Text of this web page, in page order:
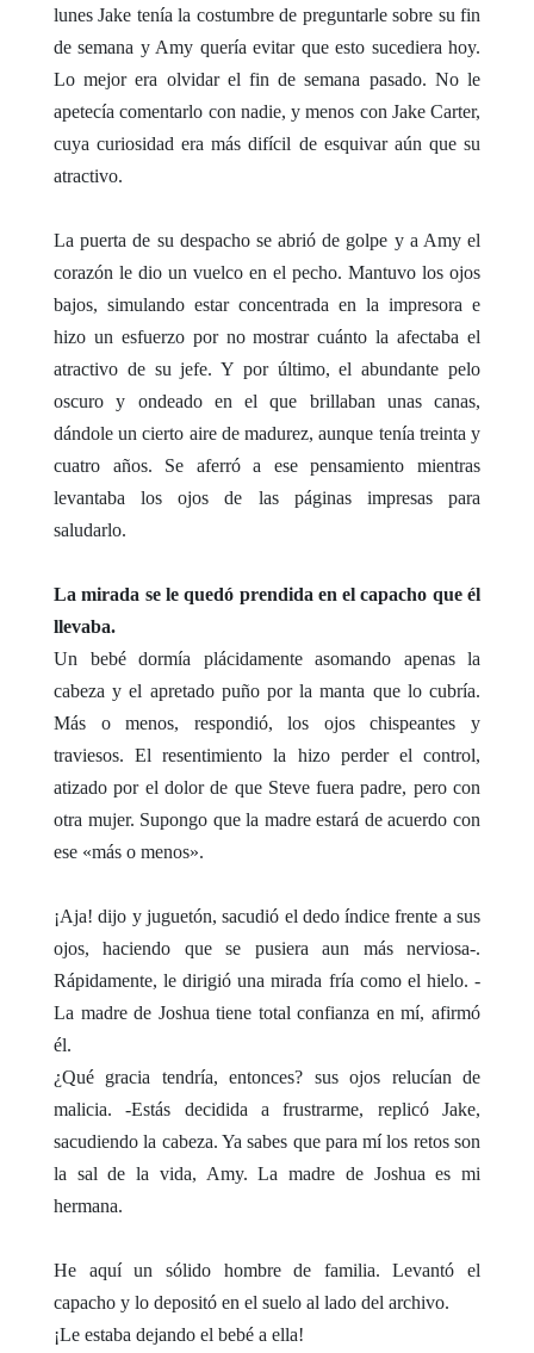
lunes Jake tenía la costumbre de preguntarle sobre su fin
de semana y Amy quería evitar que esto sucediera hoy.
Lo mejor era olvidar el fin de semana pasado. No le
apetecía comentarlo con nadie, y menos con Jake Carter,
cuya curiosidad era más difícil de esquivar aún que su
atractivo.
La puerta de su despacho se abrió de golpe y a Amy el
corazón le dio un vuelco en el pecho. Mantuvo los ojos
bajos, simulando estar concentrada en la impresora e
hizo un esfuerzo por no mostrar cuánto la afectaba el
atractivo de su jefe. Y por último, el abundante pelo
oscuro y ondeado en el que brillaban unas canas,
dándole un cierto aire de madurez, aunque tenía treinta y
cuatro años. Se aferró a ese pensamiento mientras
levantaba los ojos de las páginas impresas para
saludarlo.
La mirada se le quedó prendida en el capacho que él
llevaba.
Un bebé dormía plácidamente asomando apenas la
cabeza y el apretado puño por la manta que lo cubría.
Más o menos, respondió, los ojos chispeantes y
traviesos. El resentimiento la hizo perder el control,
atizado por el dolor de que Steve fuera padre, pero con
otra mujer. Supongo que la madre estará de acuerdo con
ese «más o menos».
¡Aja! dijo y juguetón, sacudió el dedo índice frente a sus
ojos, haciendo que se pusiera aun más nerviosa-.
Rápidamente, le dirigió una mirada fría como el hielo. -
La madre de Joshua tiene total confianza en mí, afirmó
él.
¿Qué gracia tendría, entonces? sus ojos relucían de
malicia. -Estás decidida a frustrarme, replicó Jake,
sacudiendo la cabeza. Ya sabes que para mí los retos son
la sal de la vida, Amy. La madre de Joshua es mi
hermana.
He aquí un sólido hombre de familia. Levantó el
capacho y lo depositó en el suelo al lado del archivo.
¡Le estaba dejando el bebé a ella!